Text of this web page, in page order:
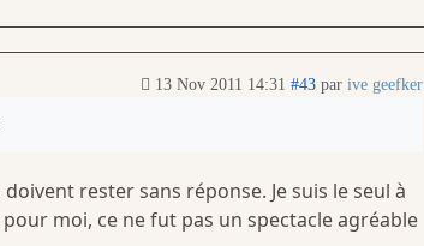
13 Nov 2011 14:31 #43 par ive geefker
rester sans réponse. Je suis le seul à
moi, ce ne fut pas un spectacle agréable